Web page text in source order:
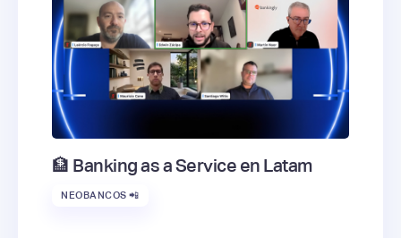
🏦 Banking as a Service en Latam
NEOBANCOS 📲